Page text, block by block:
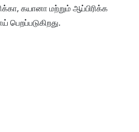
கயானா மற்றும் ஆப்பிரிக்க
பெறப்படுகிறது.